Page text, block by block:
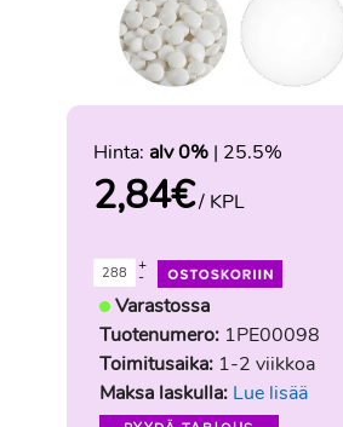
Hinta: alv 0% | 25.5%
2,84€/ KPL
-
+
Varastossa
Tuotenumero: 1PE00098
Toimitusaika: 1-2 viikkoa
Maksa laskulla: Lue lisää